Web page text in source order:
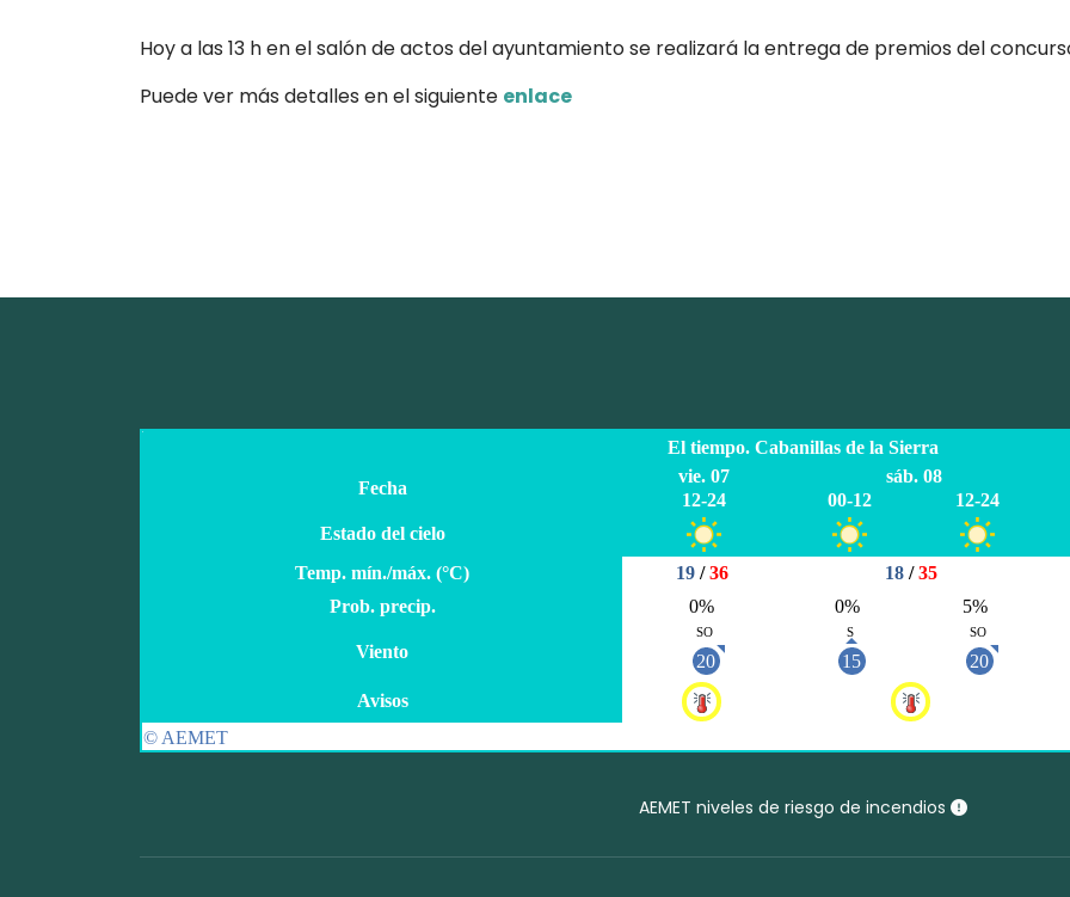
Hoy a las 13 h en el salón de actos del ayuntamiento se realizará la entrega de premios del
Puede ver más detalles en el siguiente enlace
AEMET niveles de riesgo de incendios